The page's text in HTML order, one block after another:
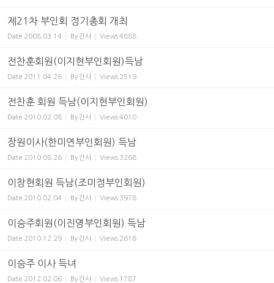
제21차 부인회 정기총회 개최
Date 2008.03.14 By간사 Views4888
전찬훈회원(이지현부인회원)득남
Date 2011.04.26 By간사 Views 2519
전찬훈 회원 득남(이지현부인회원)
Date 2010.02.08 By간사 Views4010
장원이사(한미연부인회원) 득남
Date 2010.08.26 By간사 Views 3268
이창현회원 득남(조미정부인회원)
Date 2010.02.04 By간사 Views 3978
이승주회원(이진영부인회원) 득남
Date 2010.12.29 By간사 Views 2616
이승주 이사 득녀
Date 2012.02.06 By간사 Views 1787